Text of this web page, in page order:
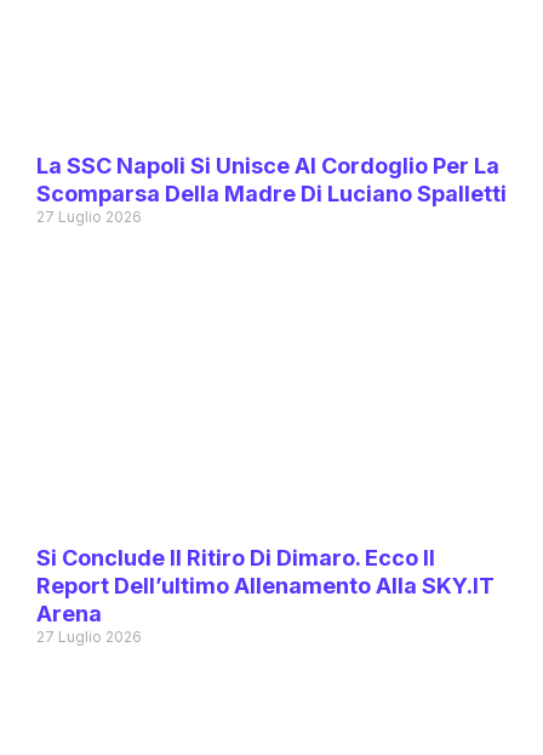
La SSC Napoli Si Unisce Al Cordoglio Per La
Scomparsa Della Madre Di Luciano Spalletti
27 Luglio 2026
Si Conclude Il Ritiro Di Dimaro. Ecco Il
Report Dell’ultimo Allenamento Alla SKY.IT
Arena
27 Luglio 2026